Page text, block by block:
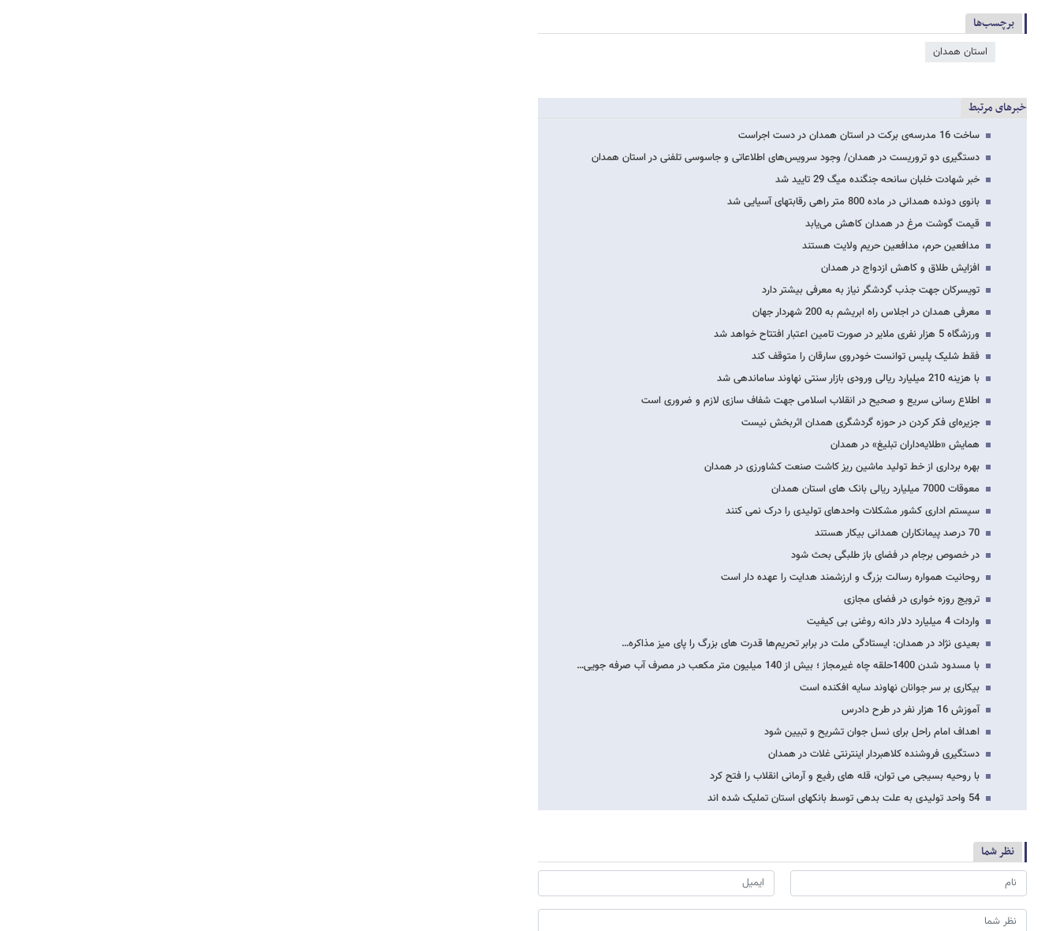
برچسب‌ها
استان همدان
خبرهای مرتبط
ساخت 16 مدرسه‌ی برکت در استان همدان در دست اجراست
دستگیری دو تروریست‌ در همدان/ وجود سرویس‌های اطلاعاتی و جاسوسی تلفنی در استان همدان
خبر شهادت خلبان سانحه جنگنده میگ 29 تایید شد
بانوی دونده همدانی در ماده 800 متر راهی رقابتهای آسیایی شد
قیمت گوشت مرغ در همدان کاهش می‌یابد
مدافعین حرم، مدافعین حریم ولایت هستند
افزایش طلاق و کاهش ازدواج در همدان
تویسرکان جهت جذب گردشگر نیاز به معرفی بیشتر دارد
معرفی همدان در اجلاس راه ابریشم به 200 شهردار جهان
ورزشگاه 5 هزار نفری ملایر در صورت تامین اعتبار افتتاح خواهد شد
فقط شلیک پلیس توانست خودروی سارقان را متوقف کند
با هزینه 210 میلیارد ریالی ورودی بازار سنتی نهاوند ساماندهی شد
اطلاع رسانی سریع و صحیح در انقلاب اسلامی جهت شفاف سازی لازم و ضروری است
جزیره‌ای فکر کردن در حوزه گردشگری همدان اثربخش نیست
همایش «طلایه‌داران تبلیغ» در همدان
بهره برداری از خط تولید ماشین ریز کاشت صنعت کشاورزی در همدان
معوقات 7000 میلیارد ریالی بانک های استان همدان
سیستم اداری کشور مشکلات واحدهای تولیدی را درک نمی کنند
70 درصد پیمانکاران همدانی بیکار هستند
در خصوص برجام در فضای باز طلبگی بحث شود
روحانیت همواره رسالت بزرگ و ارزشمند هدایت را عهده دار است
ترویج روزه خواری در فضای مجازی
واردات 4 میلیارد دلار دانه روغنی بی کیفیت
بعیدی نژاد در همدان: ایستادگی ملت در برابر تحریم‌ها قدرت های بزرگ را پای میز مذاکره…
با مسدود شدن 1400حلقه چاه غیرمجاز ؛ بیش از 140 میلیون متر مکعب در مصرف آب صرفه جویی…
بیکاری بر سر جوانان نهاوند سایه افکنده است
آموزش 16 هزار نفر در طرح دادرس
اهداف امام راحل برای نسل جوان تشریح و تبیین شود
دستگیری فروشنده کلاهبردار اینترنتی غلات در همدان
با روحیه بسیجی می توان، قله های رفیع و آرمانی انقلاب را فتح کرد
54 واحد تولیدی به علت بدهی توسط بانکهای استان تملیک شده اند
نظر شما